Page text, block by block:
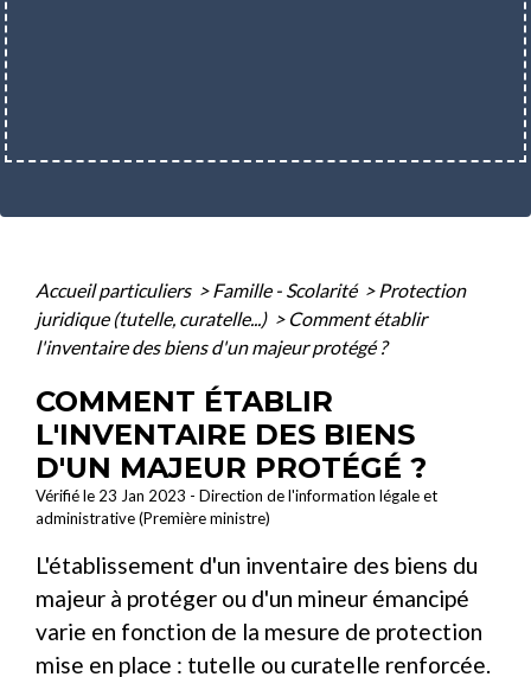
Accueil particuliers > Famille - Scolarité > Protection
juridique (tutelle, curatelle...) > Comment établir
l'inventaire des biens d'un majeur protégé ?
COMMENT ÉTABLIR
L'INVENTAIRE DES BIENS
D'UN MAJEUR PROTÉGÉ ?
Vérifié le 23 Jan 2023 - Direction de l'information légale et
administrative (Première ministre)
L'établissement d'un inventaire des biens du
majeur à protéger ou d'un mineur émancipé
varie en fonction de la mesure de protection
mise en place : tutelle ou curatelle renforcée.